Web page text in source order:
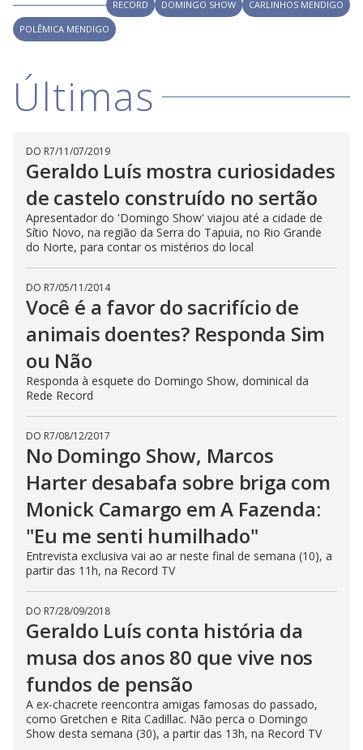
V
e
o
d RECORD DOMINGO SHOW
CARLINHOS MENDIGO
POLÊMICA MENDIGO
Últimas
DO R7/11/07/2019
Geraldo Luís mostra curiosidades
de castelo construído no sertão
Apresentador do 'Domingo Show' viajou até a cidade de
Sítio Novo, na região da Serra do Tapuia, no Rio Grande
do Norte, para contar os mistérios do local
DO R7/05/11/2014
Você é a favor do sacrifício de
animais doentes? Responda Sim
ou Não
Responda à esquete do Domingo Show, dominical da
Rede Record
DO R7/08/12/2017
No Domingo Show, Marcos
Harter desabafa sobre briga com
Monick Camargo em A Fazenda:
"Eu me senti humilhado"
Entrevista exclusiva vai ao ar neste final de semana (10), a
partir das 11h, na Record TV
DO R7/28/09/2018
Geraldo Luís conta história da
musa dos anos 80 que vive nos
fundos de pensão
A ex-chacrete reencontra amigas famosas do passado,
como Gretchen e Rita Cadillac. Não perca o Domingo
Show desta semana (30), a partir das 13h, na Record TV